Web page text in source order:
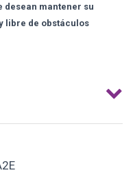
desean mantener su
libre de obstáculos